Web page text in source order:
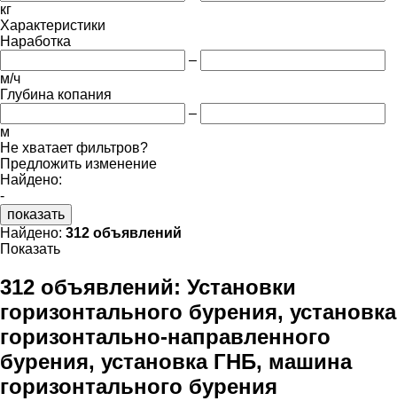
кг
Характеристики
Наработка
–
м/ч
Глубина копания
–
м
Не хватает фильтров?
Предложить изменение
Найдено:
-
показать
Найдено: 312 объявлений
Показать
312 объявлений: Установки
горизонтального бурения, установка
горизонтально-направленного
бурения, установка ГНБ, машина
горизонтального бурения